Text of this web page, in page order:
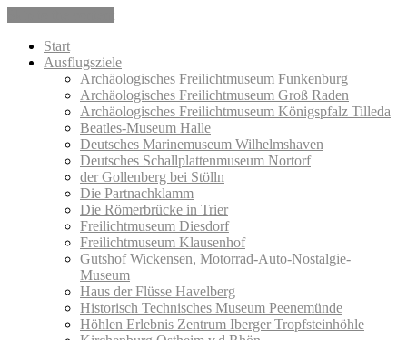
Start
Ausflugsziele
Archäologisches Freilichtmuseum Funkenburg
Archäologisches Freilichtmuseum Groß Raden
Archäologisches Freilichtmuseum Königspfalz Tilleda
Beatles-Museum Halle
Deutsches Marinemuseum Wilhelmshaven
Deutsches Schallplattenmuseum Nortorf
der Gollenberg bei Stölln
Die Partnachklamm
Die Römerbrücke in Trier
Freilichtmuseum Diesdorf
Freilichtmuseum Klausenhof
Gutshof Wickensen, Motorrad-Auto-Nostalgie-
Museum
Haus der Flüsse Havelberg
Historisch Technisches Museum Peenemünde
Höhlen Erlebnis Zentrum Iberger Tropfsteinhöhle